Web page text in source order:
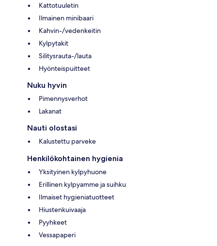
Kattotuuletin
Ilmainen minibaari
Kahvin-/vedenkeitin
Kylpytakit
Silitysrauta-/lauta
Hyönteispuitteet
Nuku hyvin
Pimennysverhot
Lakanat
Nauti olostasi
Kalustettu parveke
Henkilökohtainen hygienia
Yksityinen kylpyhuone
Erillinen kylpyamme ja suihku
Ilmaiset hygieniatuotteet
Hiustenkuivaaja
Pyyhkeet
Vessapaperi